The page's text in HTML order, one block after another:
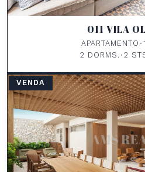
011 VILA
APARTAMENTO •
2 DORMS. • 2
VENDA